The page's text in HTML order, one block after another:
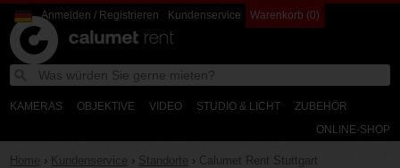
Calumet Calumet
Rent
Anmelden / Registrieren Kundenservice Warenkorb (0)
Search
KAMERAS OBJEKTIVE VIDEO STUDIO & LICHT
ZUBEHÖR
ONLINE-SHOP
Home › Kundenservice › Standorte › Calumet Rent Stuttgart